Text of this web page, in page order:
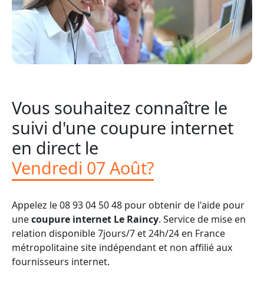
Vous souhaitez connaître le
suivi d'une coupure internet
en direct le
Vendredi 07 Août?
Appelez le 08 93 04 50 48 pour obtenir de l'aide pour
unecoupure internet Le Raincy. Service de mise en
relation disponible 7jours/7 et 24h/24 en France
métropolitaine site indépendant et non affilié aux
fournisseurs internet.